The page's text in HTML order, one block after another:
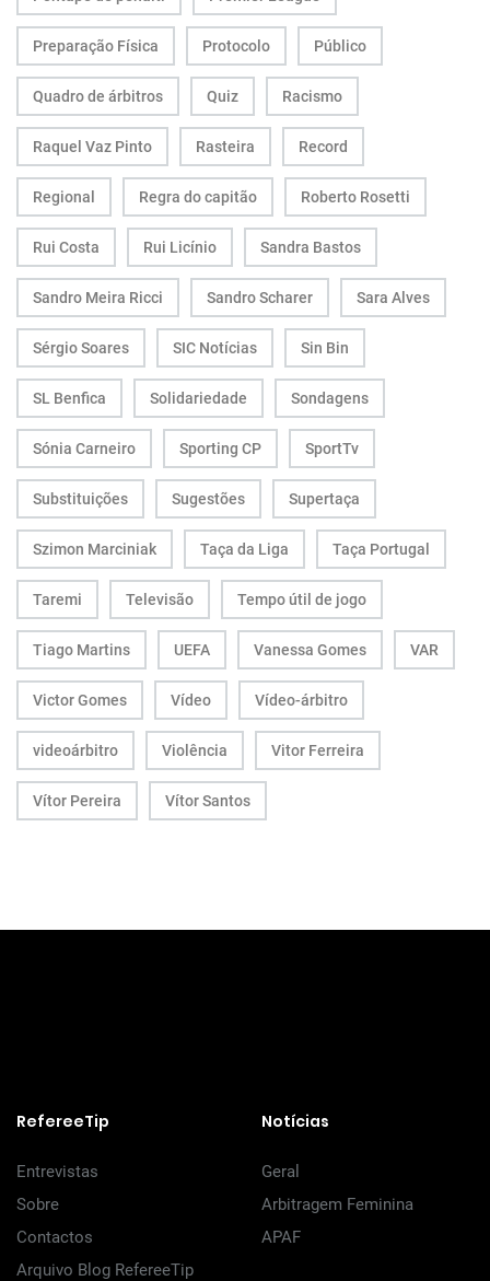
Preparação Física Protocolo Público
Quadro de árbitros Quiz Racismo
Raquel Vaz Pinto Rasteira Record
Regional Regra do capitão Roberto Rosetti
Rui Costa Rui Licínio Sandra Bastos
Sandro Meira Ricci Sandro Scharer Sara Alves
Sérgio Soares SIC Notícias Sin Bin
SL Benfica Solidariedade Sondagens
Sónia Carneiro Sporting CP SportTv
Substituições Sugestões Supertaça
Szimon Marciniak Taça da Liga Taça Portugal
Taremi Televisão Tempo útil de jogo
Tiago Martins UEFA Vanessa Gomes VAR
Victor Gomes Vídeo Vídeo-árbitro
videoárbitro Violência Vitor Ferreira
Vítor Pereira Vítor Santos
RefereeTip
Entrevistas
Sobre
Contactos
Arquivo Blog RefereeTip
Notícias
Geral
Arbitragem Feminina
APAF